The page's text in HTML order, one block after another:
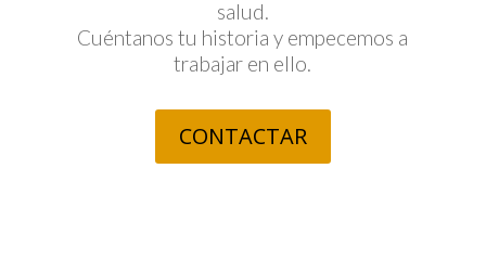
salud.
Cuéntanos tu historia y empecemos a
trabajar en ello.
CONTACTAR